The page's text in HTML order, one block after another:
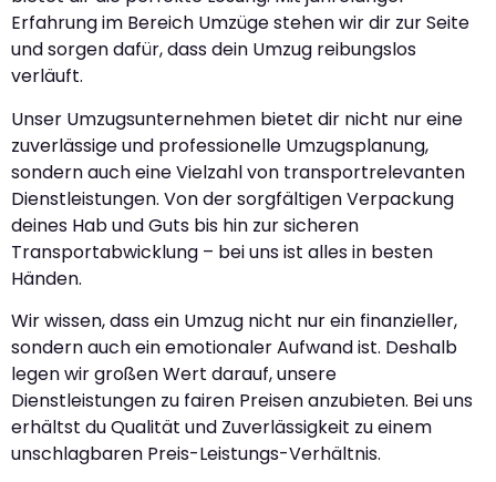
Erfahrung im Bereich Umzüge stehen wir dir zur Seite
und sorgen dafür, dass dein Umzug reibungslos
verläuft.
Unser Umzugsunternehmen bietet dir nicht nur eine
zuverlässige und professionelle Umzugsplanung,
sondern auch eine Vielzahl von transportrelevanten
Dienstleistungen. Von der sorgfältigen Verpackung
deines Hab und Guts bis hin zur sicheren
Transportabwicklung – bei uns ist alles in besten
Händen.
Wir wissen, dass ein Umzug nicht nur ein finanzieller,
sondern auch ein emotionaler Aufwand ist. Deshalb
legen wir großen Wert darauf, unsere
Dienstleistungen zu fairen Preisen anzubieten. Bei uns
erhältst du Qualität und Zuverlässigkeit zu einem
unschlagbaren Preis-Leistungs-Verhältnis.